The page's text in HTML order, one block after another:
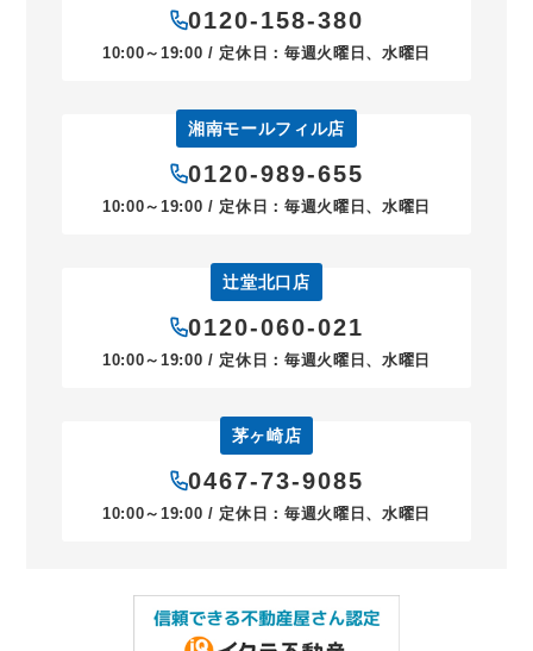
0120-158-380
10:00～19:00 / 定休日：毎週火曜日、水曜日
湘南モールフィル店
0120-989-655
10:00～19:00 / 定休日：毎週火曜日、水曜日
辻堂北口店
0120-060-021
10:00～19:00 / 定休日：毎週火曜日、水曜日
茅ヶ崎店
0467-73-9085
10:00～19:00 / 定休日：毎週火曜日、水曜日